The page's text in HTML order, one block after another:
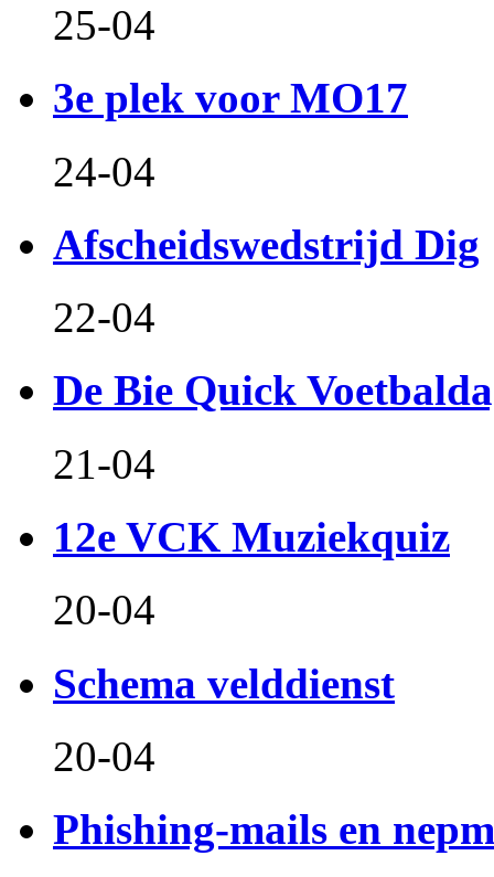
25-04
3e plek voor MO17
24-04
Afscheidswedstrijd Dig
22-04
De Bie Quick
21-04
12e VCK Muziekquiz
20-04
Schema velddienst
20-04
Phishing-mails en